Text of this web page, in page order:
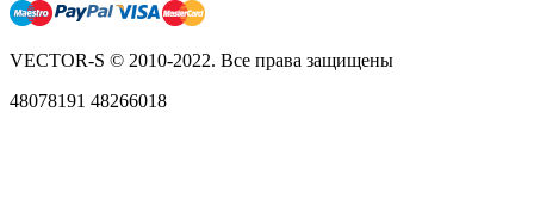
VECTOR-S © 2010-2022. Все права защищены
48078191 48266018